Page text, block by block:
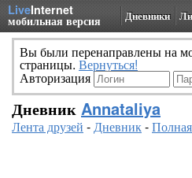
LiveInternet
мобильная версия Дневники
Вы были перенаправлены на
страницы. Вернуться!
Авторизация
Дневник Annataliya
Лента друзей -Дневник-